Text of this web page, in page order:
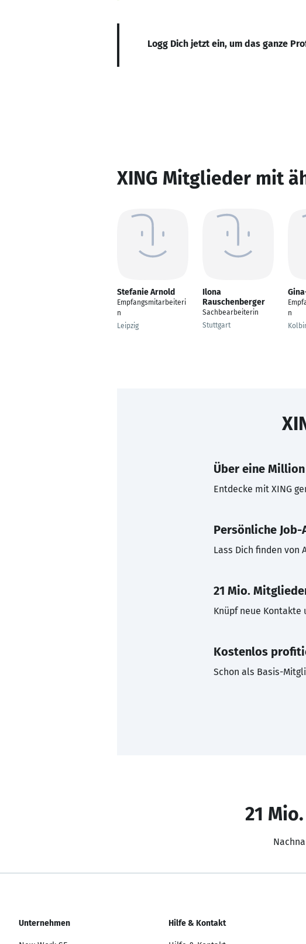
Logg Dich jetzt ein, um das ganze
XING Mitglieder mit
Stefanie Arnold
Empfangsmitarbeiteri
n
Leipzig
Ilona
Rauschenberger
Sachbearbeiterin
Stuttgart
n
Über eine Million
Entdecke mit XING
Persönliche
Lass Dich finden von
21 Mio.
Knüpf neue Kontakte
Kostenlos
Schon als Basis-
21
Unternehmen Hilfe & Kontakt